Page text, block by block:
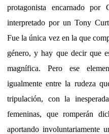
protagonista encarnado
interpretado por un Tony
Fue la única vez en la que
género, y hay que decir que
magnífica. Pero ese
igualmente entre la rudeza
tripulación, con la
femeninas, que romperán
aportando involuntariamente